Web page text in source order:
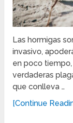
Las hormigas
invasivo,
en poco
verdaderas
que conlleva …
[Continue